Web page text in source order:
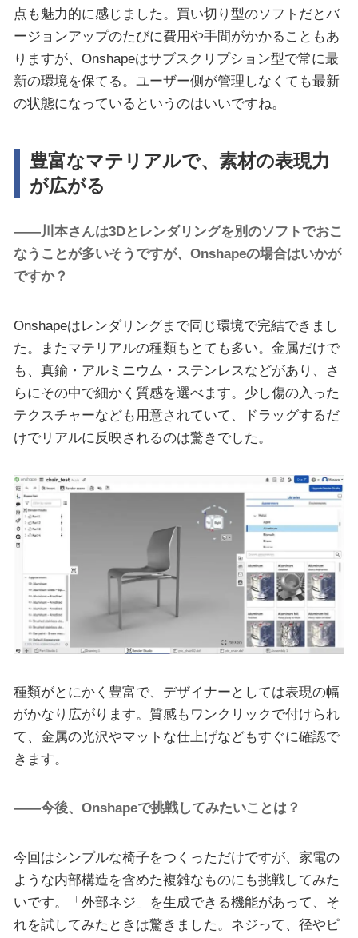
点も魅力的に感じました。買い切り型のソフトだとバ
ージョンアップのたびに費用や手間がかかることもあ
りますが、Onshapeはサブスクリプション型で常に最
新の環境を保てる。ユーザー側が管理しなくても最新
の状態になっているというのはいいですね。
豊富なマテリアルで、素材の表現力
が広がる
――川本さんは3Dとレンダリングを別のソフトでおこ
なうことが多いそうですが、Onshapeの場合はいかが
ですか？
Onshapeはレンダリングまで同じ環境で完結できまし
た。またマテリアルの種類もとても多い。金属だけで
も、真鍮・アルミニウム・ステンレスなどがあり、さ
らにその中で細かく質感を選べます。少し傷の入った
テクスチャーなども用意されていて、ドラッグするだ
けでリアルに反映されるのは驚きでした。
種類がとにかく豊富で、デザイナーとしては表現の幅
がかなり広がります。質感もワンクリックで付けられ
て、金属の光沢やマットな仕上げなどもすぐに確認で
きます。
――今後、Onshapeで挑戦してみたいことは？
今回はシンプルな椅子をつくっただけですが、家電の
ような内部構造を含めた複雑なものにも挑戦してみた
いです。「外部ネジ」を生成できる機能があって、そ
れを試してみたときは驚きました。ネジって、径やピ